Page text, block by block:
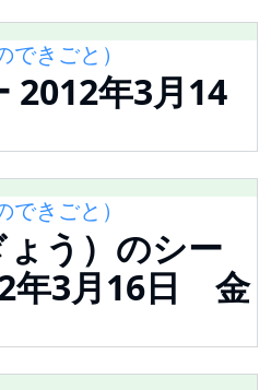
きごと）
2012年3月14
きごと）
う）のシー
3月16日 金